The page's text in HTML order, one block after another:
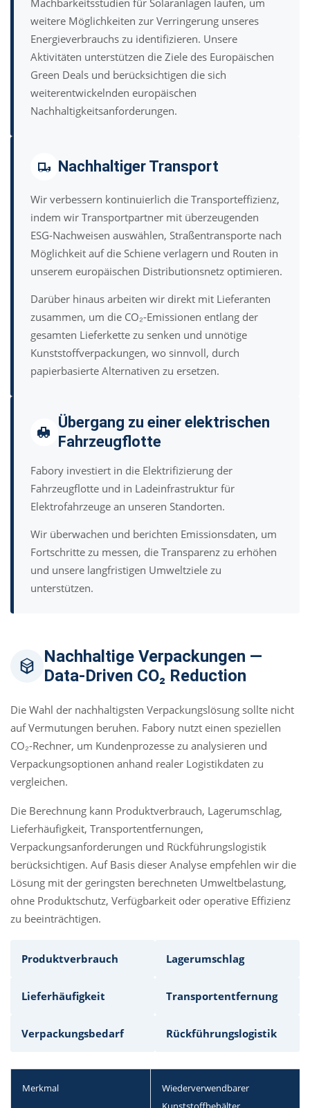
Machbarkeitsstudien für Solaranlagen laufen, um
weitere Möglichkeiten zur Verringerung unseres
Energieverbrauchs zu identifizieren. Unsere
Aktivitäten unterstützen die Ziele des Europäischen
Green Deals und berücksichtigen die sich
weiterentwickelnden europäischen
Nachhaltigkeitsanforderungen.
Nachhaltiger Transport
Wir verbessern kontinuierlich die Transporteffizienz,
indem wir Transportpartner mit überzeugenden
ESG-Nachweisen auswählen, Straßentransporte nach
Möglichkeit auf die Schiene verlagern und Routen in
unserem europäischen Distributionsnetz optimieren.
Darüber hinaus arbeiten wir direkt mit Lieferanten
zusammen, um die CO₂-Emissionen entlang der
gesamten Lieferkette zu senken und unnötige
Kunststoffverpackungen, wo sinnvoll, durch
papierbasierte Alternativen zu ersetzen.
Übergang zu einer elektrischen
Fahrzeugflotte
Fabory investiert in die Elektrifizierung der
Fahrzeugflotte und in Ladeinfrastruktur für
Elektrofahrzeuge an unseren Standorten.
Wir überwachen und berichten Emissionsdaten, um
Fortschritte zu messen, die Transparenz zu erhöhen
und unsere langfristigen Umweltziele zu
unterstützen.
Nachhaltige Verpackungen —
Data-Driven CO₂ Reduction
Die Wahl der nachhaltigsten Verpackungslösung sollte nicht
auf Vermutungen beruhen. Fabory nutzt einen speziellen
CO₂-Rechner, um Kundenprozesse zu analysieren und
Verpackungsoptionen anhand realer Logistikdaten zu
vergleichen.
Die Berechnung kann Produktverbrauch, Lagerumschlag,
Lieferhäufigkeit, Transportentfernungen,
Verpackungsanforderungen und Rückführungslogistik
berücksichtigen. Auf Basis dieser Analyse empfehlen wir die
Lösung mit der geringsten berechneten Umweltbelastung,
ohne Produktschutz, Verfügbarkeit oder operative Effizienz
zu beeinträchtigen.
Produktverbrauch Lagerumschlag
Lieferhäufigkeit Transportentfernung
Verpackungsbedarf Rückführungslogistik
Merkmal
Wiederverwendbarer